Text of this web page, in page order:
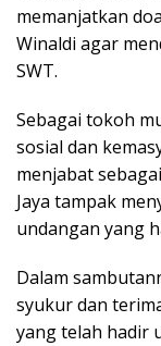
memanjatkan
Winaldi agar
SWT.
Sebagai tokoh
sosial dan
menjabat
Jaya tampak
undangan yang
Dalam
syukur dan
yang telah hadir